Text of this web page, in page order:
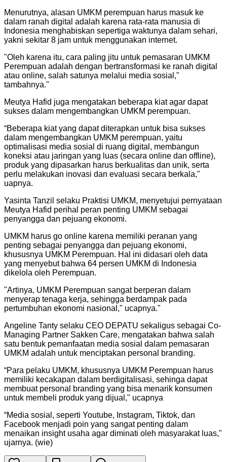
Menurutnya, alasan UMKM perempuan harus masuk ke
dalam ranah digital adalah karena rata-rata manusia di
Indonesia menghabiskan sepertiga waktunya dalam sehari,
yakni sekitar 8 jam untuk menggunakan internet.
"Oleh karena itu, cara paling jitu untuk pemasaran UMKM
Perempuan adalah dengan bertransformasi ke ranah digital
atau online, salah satunya melalui media sosial,"
tambahnya."
Meutya Hafid juga mengatakan beberapa kiat agar dapat
sukses dalam mengembangkan UMKM perempuan.
“Beberapa kiat yang dapat diterapkan untuk bisa sukses
dalam mengembangkan UMKM perempuan, yaitu
optimalisasi media sosial di ruang digital, membangun
koneksi atau jaringan yang luas (secara online dan offline),
produk yang dipasarkan harus berkualitas dan unik, serta
perlu melakukan inovasi dan evaluasi secara berkala,"
uapnya.
Yasinta Tanzil selaku Praktisi UMKM, menyetujui pernyataan
Meutya Hafid perihal peran penting UMKM sebagai
penyangga dan pejuang ekonomi.
UMKM harus go online karena memiliki peranan yang
penting sebagai penyangga dan pejuang ekonomi,
khususnya UMKM Perempuan. Hal ini didasari oleh data
yang menyebut bahwa 64 persen UMKM di Indonesia
dikelola oleh Perempuan.
"Artinya, UMKM Perempuan sangat berperan dalam
menyerap tenaga kerja, sehingga berdampak pada
pertumbuhan ekonomi nasional," ucapnya."
Angeline Tanty selaku CEO DEPATU sekaligus sebagai Co-
Managing Partner Sakken Care, mengatakan bahwa salah
satu bentuk pemanfaatan media sosial dalam pemasaran
UMKM adalah untuk menciptakan personal branding.
“Para pelaku UMKM, khususnya UMKM Perempuan harus
memiliki kecakapan dalam berdigitalisasi, sehinga dapat
membuat personal branding yang bisa menarik konsumen
untuk membeli produk yang dijual," ucapnya
“Media sosial, seperti Youtube, Instagram, Tiktok, dan
Facebook menjadi poin yang sangat penting dalam
menaikan insight usaha agar diminati oleh masyarakat luas,"
ujarnya. (wie)